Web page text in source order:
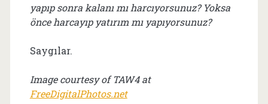
yapıp sonra kalanı mı harcıyorsunuz? Yoksa
önce harcayıp yatırım mı yapıyorsunuz?
Saygılar.
Image courtesy of TAW4 at
FreeDigitalPhotos.net